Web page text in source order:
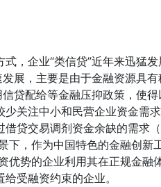
，企业“类信贷”近年来迅猛
展，主要是由于金融资源具
贷配给等金融压抑政策，使
关注中小和民营企业资金需
贷交易调剂资金余缺的需求
下，作为中国特色的金融创新
优势的企业利用其在正规金融
受融资约束的企业。